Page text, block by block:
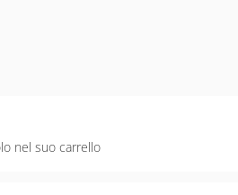
nel suo carrello